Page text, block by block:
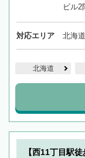
ビル2
対応エリア 北海道
北海道
【西11丁目駅